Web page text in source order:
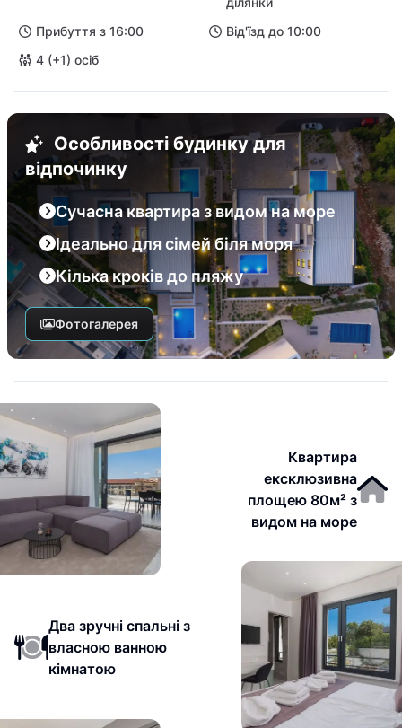
Прибуття з 16:00
Від'їзд до 10:00
4 (+1) осіб
Особливості будинку для
відпочинку
Сучасна квартира з видом на море
Ідеально для сімей біля моря
Кілька кроків до пляжу
Фотогалерея
Квартира
ексклюзивна
площею 80м² з
видом на море
Два зручні спальні з
власною ванною
кімнатою